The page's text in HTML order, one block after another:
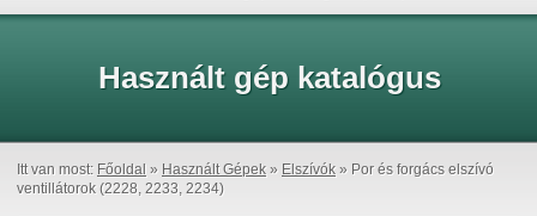
Használt gép katalógus
Itt van most: Főoldal » Használt Gépek » Elszívók » Por és forgács elszívó
ventillátorok (2228, 2233, 2234)